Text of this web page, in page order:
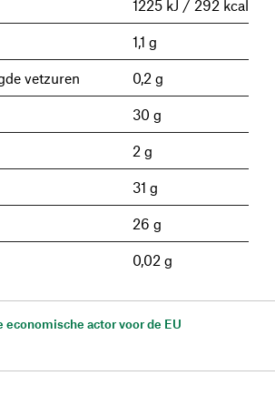
1225 kJ / 292 kcal
1,1 g
vetzuren 0,2 g
30 g
2 g
31 g
26 g
0,02 g
actor voor de EU